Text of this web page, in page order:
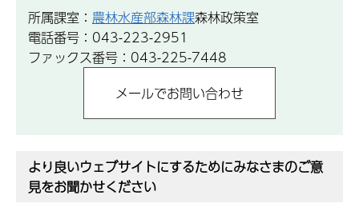
所属課室： 農林水産部森林課森林政策室
電話番号：043-223-2951
ファックス番号：043-225-7448
より良いウェブサイトにするためにみなさまのご意
見をお聞かせください